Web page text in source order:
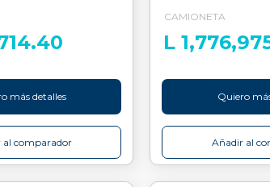
más detalles
al comparador
CAMIONETA
L
Quiero
Añadir al